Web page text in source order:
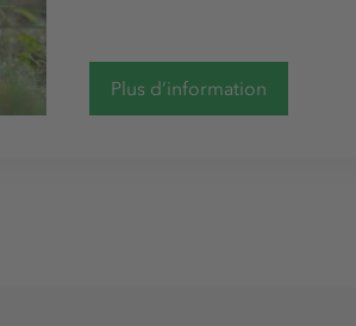
Plus d’information